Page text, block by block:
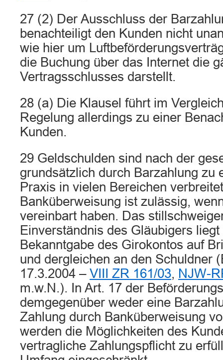
27 (2) Der Ausschluss der
benachteiligt den Kunden nicht
wie hier um
die Buchung über das Internet die
Vertragsschlusses darstellt.
28 (a) Die Klausel führt im
Regelung allerdings zu einer
Kunden.
29 Geldschulden sind nach der
grundsätzlich durch Barzahlung zu
Praxis in vielen Bereichen
Banküberweisung ist zulässig,
vereinbart haben. Das
Einverständnis des Gläubigers
Bekanntgabe des Girokontos auf
und dergleichen an den Schuldner
17.3.2004 – VIII ZR 161/03, NJW-
m.w.N.). In Art. 17 der
demgegenüber weder eine
Zahlung durch Banküberweisung
werden die Möglichkeiten des
vertragliche Zahlungspflicht zu